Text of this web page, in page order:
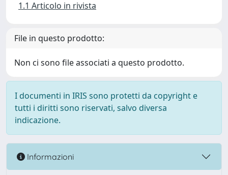
1.1 Articolo in rivista
File in questo prodotto:
Non ci sono file associati a questo prodotto.
I documenti in IRIS sono protetti da copyright e
tutti i diritti sono riservati, salvo diversa
indicazione.
Informazioni